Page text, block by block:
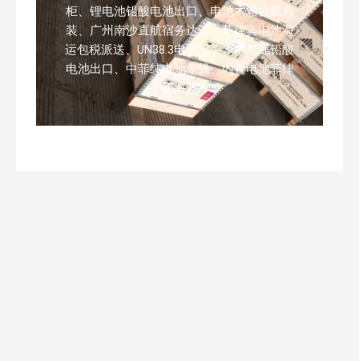
柜、锂电池铅酸电池出口、电池木箱合规包
装、广州南沙直航宿务达沃、菲律宾电池海
运包税派送、UN38.3电池报关、危包证铅酸
电池出口、中菲纯电池专线、内置电池菲律
宾海运